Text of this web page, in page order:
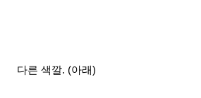
다른 색깔. (아래)